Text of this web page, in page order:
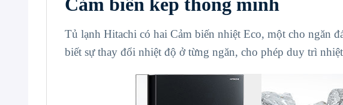
Tủ lạnh Hitachi có hai Cảm biến nhiệt Eco, một cho ngăn
biết sự thay đổi nhiệt độ ở từng ngăn, cho phép duy trì